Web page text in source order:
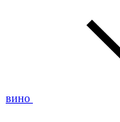
вино